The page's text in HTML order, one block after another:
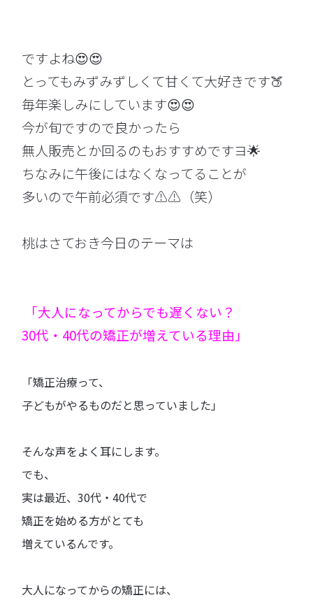
ですよね😍😍
とってもみずみずしくて甘くて大好きです🍑
毎年楽しみにしています😍😍
今が旬ですので良かったら
無人販売とか回るのもおすすめですヨ🌟
ちなみに午後にはなくなってることが
多いので午前必須です⚠️⚠️（笑）
桃はさておき今日のテーマは
「大人になってからでも遅くない？
30代・40代の矯正が増えている理由」
「矯正治療って、
子どもがやるものだと思っていました」
そんな声をよく耳にします。
でも、
実は最近、30代・40代で
矯正を始める方がとても
増えているんです。
大人になってからの矯正には、